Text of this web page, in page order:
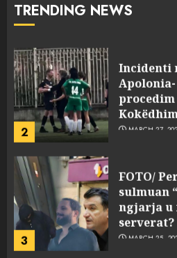
TRENDING NEWS
1
pasuri të
2
Incidenti
Apolonia-
procedim
MARCH 27,
3
FOTO/
sulmuan
ngjarja u
serverat?
MARCH 25, 2025